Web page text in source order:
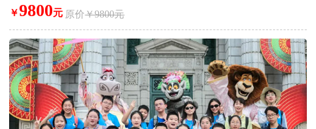
￥9800元 原价￥9800元